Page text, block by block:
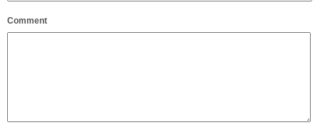
Comment